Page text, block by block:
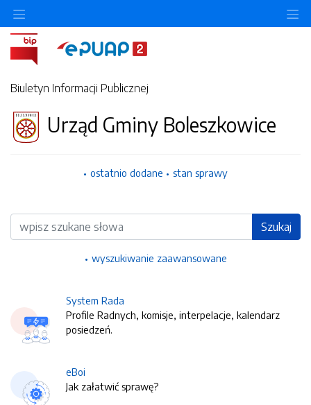
Biuletyn Informacji Publicznej
Urząd Gminy Boleszkowice
ostatnio dodane stan sprawy
Wyszukiwarka Szukaj
wyszukiwanie zaawansowane
System Rada
Profile Radnych, komisje, interpelacje, kalendarz
posiedzeń.
eBoi
Jak załatwić sprawę?